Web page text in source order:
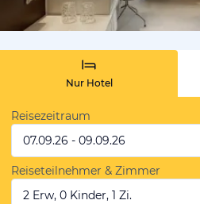
Nur Hotel
Reisezeitraum
07.09.26 - 09.09.26
Reiseteilnehmer & Zimmer
2 Erw, 0 Kinder, 1 Zi.